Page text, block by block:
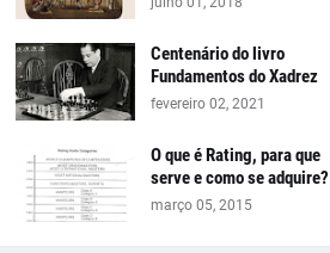
Centenário do livro
Fundamentos do Xadrez
fevereiro 02, 2021
O que é Rating, para que
serve e como se adquire?
março 05, 2015